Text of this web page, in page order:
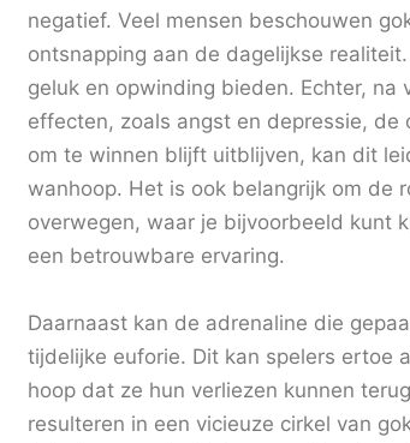
negatief. Veel mensen beschouwen
ontsnapping aan de dagelijkse
geluk en opwinding bieden. Echter,
effecten, zoals angst en depressie, de
om te winnen blijft uitblijven, kan dit
wanhoop. Het is ook belangrijk om de
overwegen, waar je bijvoorbeeld kunt
een betrouwbare ervaring.
Daarnaast kan de adrenaline die
tijdelijke euforie. Dit kan spelers ertoe
hoop dat ze hun verliezen kunnen
resulteren in een vicieuze cirkel van